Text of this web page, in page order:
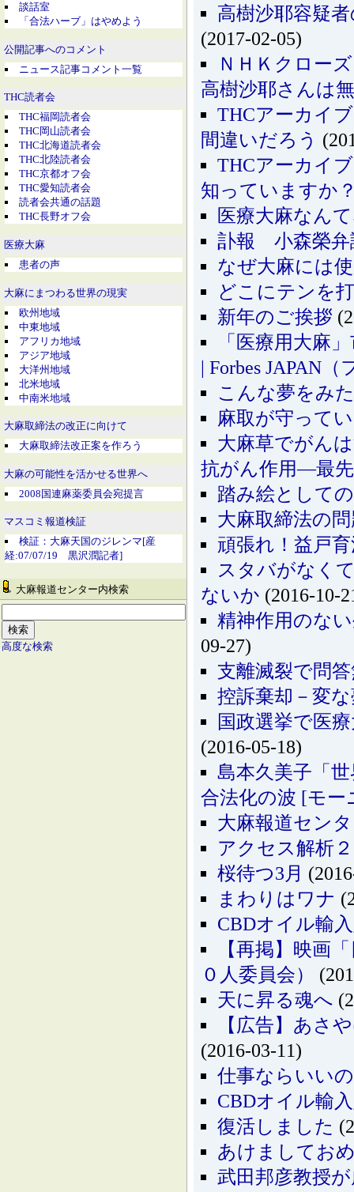
談話室
「合法ハーブ」はやめよう
公開記事へのコメント
ニュース記事コメント一覧
THC読者会
THC福岡読者会
THC岡山読者会
THC北海道読者会
THC北陸読者会
THC京都オフ会
THC愛知読者会
読者会共通の話題
THC長野オフ会
医療大麻
患者の声
大麻にまつわる世界の現実
欧州地域
中東地域
アフリカ地域
アジア地域
大洋州地域
北米地域
中南米地域
大麻取締法の改正に向けて
大麻取締法改正案を作ろう
大麻の可能性を活かせる世界へ
2008国連麻薬委員会宛提言
マスコミ報道検証
検証：大麻天国のジレンマ[産
経:07/07/19 黒沢潤記者]
大麻報道センター内検索
高度な検索
高樹沙耶容疑
(2017-02-05)
ＮＨＫクロー
高樹沙耶さんは
THCアーカイ
間違いだろう
THCアーカイ
知っていますか
医療大麻なん
訃報 小森榮弁
なぜ大麻には
どこにテンを
新年のご挨拶
「医療用大麻
| Forbes JAPAN
こんな夢をみた
麻取が守って
大麻草でがん
抗がん作用―最
踏み絵として
大麻取締法の
頑張れ！益戸
スタバがなく
ないか (2016-10-
精神作用のな
09-27)
支離滅裂で問
控訴棄却－変
国政選挙で医
(2016-05-18)
島本久美子「
合法化の波 [モー
大麻報道セン
アクセス解析
桜待つ3月
まわりはワナ
CBDオイル輸
【再掲】映画
０人委員会）
天に昇る魂へ
【広告】あさ
(2016-03-11)
仕事ならいい
CBDオイル輸
復活しました
あけましてお
武田邦彦教授